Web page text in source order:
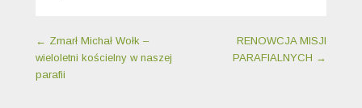
Nawigacja wpisu
← Zmarł Michał Wołk –
wieloletni kościelny w naszej
parafii
RENOWCJA MISJI
PARAFIALNYCH →